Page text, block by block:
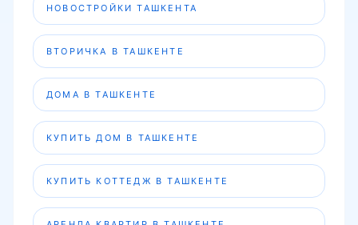
НОВОСТРОЙКИ ТАШКЕНТА
ВТОРИЧКА В ТАШКЕНТЕ
ДОМА В ТАШКЕНТЕ
КУПИТЬ ДОМ В ТАШКЕНТЕ
КУПИТЬ КОТТЕДЖ В ТАШКЕНТЕ